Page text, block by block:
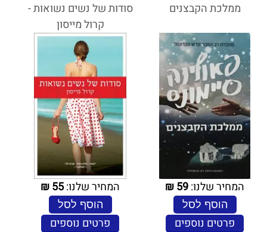
ממלכת הקבצנים
המחיר שלנו:59
₪
הוסף לסל
פרטים נוספים
סודות של נשים נשואות -
קרול מייסון
המחיר שלנו:55
₪
הוסף לסל
פרטים נוספים